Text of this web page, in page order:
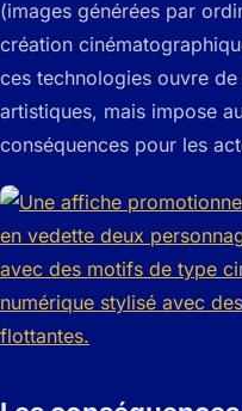
(images générées par
création
ces technologies ouvre
artistiques, mais impose
conséquences pour les